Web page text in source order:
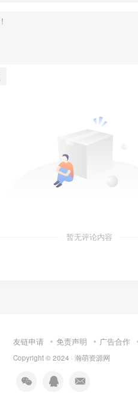
暂无评论内容
友链申请 免责声明 广告合作
Copyright © 2024 · 瀚萌资源网